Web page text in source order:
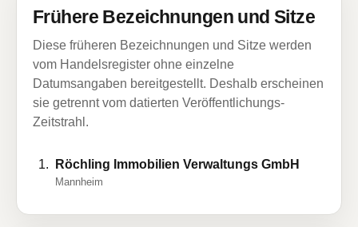
Frühere Bezeichnungen und Sitze
Diese früheren Bezeichnungen und Sitze werden
vom Handelsregister ohne einzelne
Datumsangaben bereitgestellt. Deshalb erscheinen
sie getrennt vom datierten Veröffentlichungs-
Zeitstrahl.
Röchling Immobilien Verwaltungs GmbH
Mannheim